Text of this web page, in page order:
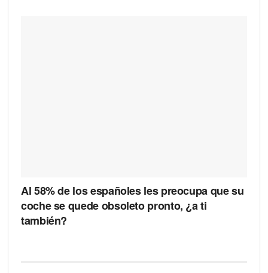
Al 58% de los españoles les preocupa que su
coche se quede obsoleto pronto, ¿a ti
también?